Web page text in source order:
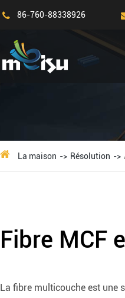
86-760-88338926
La maison Résolution
Fibre MCF
La fibre multicouche est une